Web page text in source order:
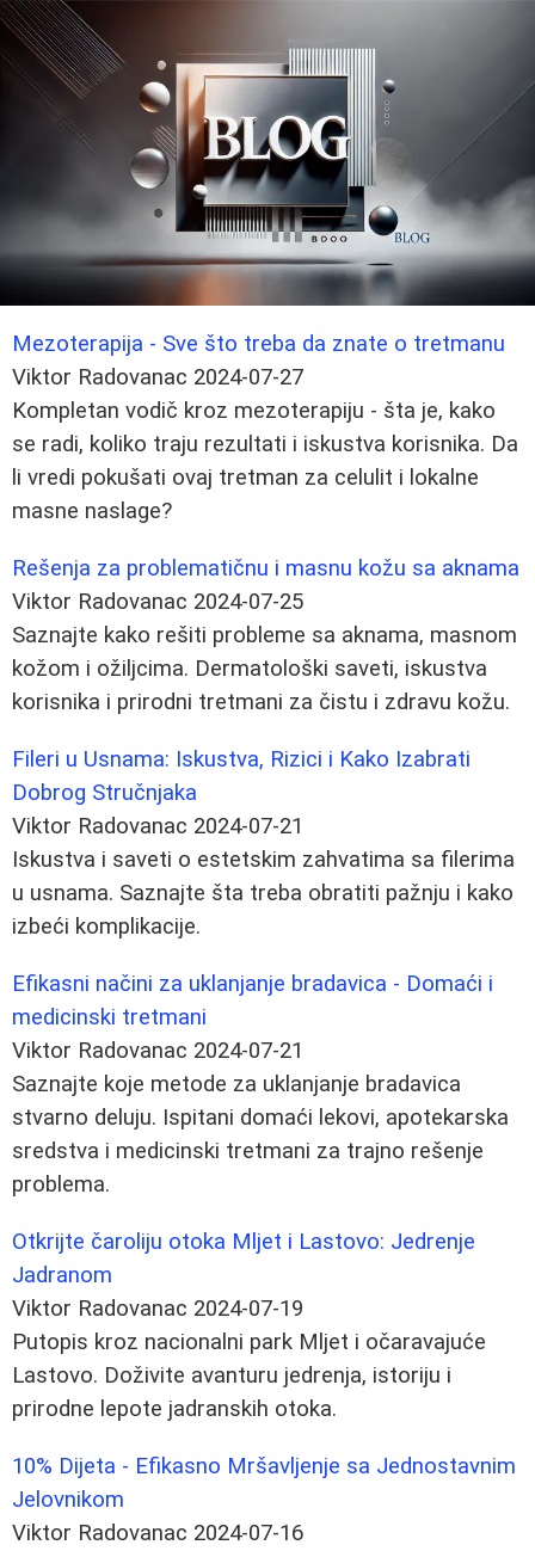
Mezoterapija - Sve što treba da znate o tretmanu
Viktor Radovanac 2024-07-27
Kompletan vodič kroz mezoterapiju - šta je, kako
se radi, koliko traju rezultati i iskustva korisnika. Da
li vredi pokušati ovaj tretman za celulit i lokalne
masne naslage?
Rešenja za problematičnu i masnu kožu sa aknama
Viktor Radovanac 2024-07-25
Saznajte kako rešiti probleme sa aknama, masnom
kožom i ožiljcima. Dermatološki saveti, iskustva
korisnika i prirodni tretmani za čistu i zdravu kožu.
Fileri u Usnama: Iskustva, Rizici i Kako Izabrati
Dobrog Stručnjaka
Viktor Radovanac 2024-07-21
Iskustva i saveti o estetskim zahvatima sa filerima
u usnama. Saznajte šta treba obratiti pažnju i kako
izbeći komplikacije.
Efikasni načini za uklanjanje bradavica - Domaći i
medicinski tretmani
Viktor Radovanac 2024-07-21
Saznajte koje metode za uklanjanje bradavica
stvarno deluju. Ispitani domaći lekovi, apotekarska
sredstva i medicinski tretmani za trajno rešenje
problema.
Otkrijte čaroliju otoka Mljet i Lastovo: Jedrenje
Jadranom
Viktor Radovanac 2024-07-19
Putopis kroz nacionalni park Mljet i očaravajuće
Lastovo. Doživite avanturu jedrenja, istoriju i
prirodne lepote jadranskih otoka.
10% Dijeta - Efikasno Mršavljenje sa Jednostavnim
Jelovnikom
Viktor Radovanac 2024-07-16